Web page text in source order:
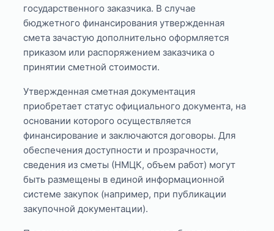
государственного заказчика. В случае
бюджетного финансирования утвержденная
смета зачастую дополнительно оформляется
приказом или распоряжением заказчика о
принятии сметной стоимости.
Утвержденная сметная документация
приобретает статус официального документа, на
основании которого осуществляется
финансирование и заключаются договоры. Для
обеспечения доступности и прозрачности,
сведения из сметы (НМЦК, объем работ) могут
быть размещены в единой информационной
системе закупок (например, при публикации
закупочной документации).